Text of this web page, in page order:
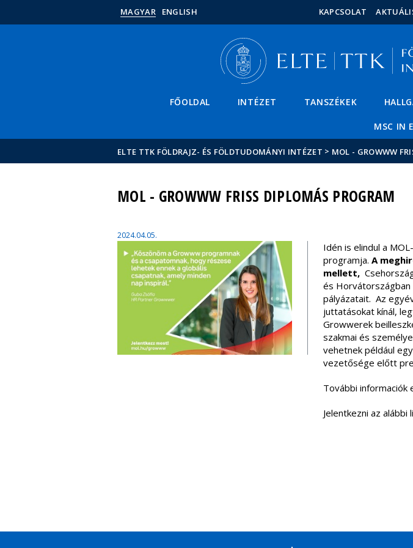
MAGYAR ENGLISH KAPCSOLAT
FŐOLDAL INTÉZET TANSZÉKEK
MSC IN
ELTE TTK FÖLDRAJZ- ÉS FÖLDTUDOMÁNYI INTÉZET > MOL - GROWWW
MOL - GROWWW FRISS DIPLOMÁS PROGRAM
2024.04.05.
Idén is elindul a
programja. A
mellett,
és Horvátországban
pályázatait. Az
juttatásokat kínál,
Growwerek
szakmai és
vehetnek például
vezetősége előtt
További informaciók
Jelentkezni az alábbi